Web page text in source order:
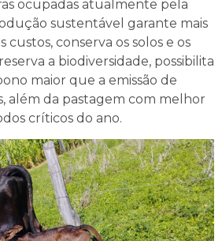
ocupadas atualmente pela
sustentável garante mais
custos, conserva os solos e os
a biodiversidade, possibilita
maior que a emissão de
além da pastagem com melhor
críticos do ano.